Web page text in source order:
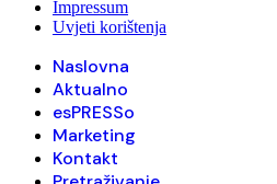
Impressum
Uvjeti korištenja
Naslovna
Aktualno
esPRESSo
Marketing
Kontakt